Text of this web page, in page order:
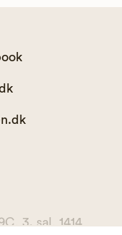
3. sal, 1414